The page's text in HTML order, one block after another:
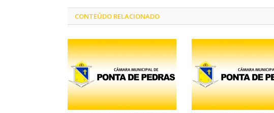
CONTEÚDO RELACIONADO